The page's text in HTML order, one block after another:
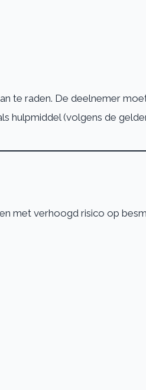
te raden. De deelnemer
hulpmiddel (volgens de
met verhoogd risico op